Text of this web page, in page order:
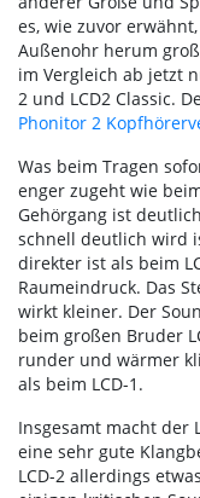
es, wie zuvor
Außenohr herum
im Vergleich ab jetzt
2 und LCD2 Classic.
Phonitor 2
Was beim Tragen
enger zugeht wie
Gehörgang ist
schnell deutlich wird
direkter ist als beim
Raumeindruck. Das
wirkt kleiner. Der
beim großen Bruder
runder und wärmer
als beim LCD-1.
Insgesamt macht der
eine sehr gute
LCD-2 allerdings